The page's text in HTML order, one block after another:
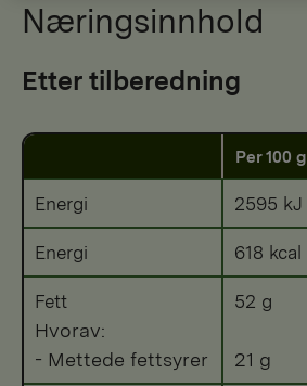
Næringsinnhold
Etter tilberedning
Per 100 g
Energi 2595 kJ
Energi 618 kcal
Fett
Hvorav:
- Mettede fettsyrer
52 g
21 g